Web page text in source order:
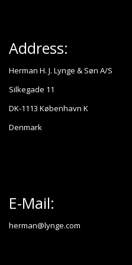
Address:
Herman H. J. Lynge & Søn A/S
Silkegade 11
DK-1113 København K
Denmark
E-Mail:
herman@lynge.com